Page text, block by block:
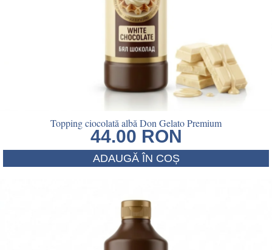
Topping ciocolată albă Don Gelato Premium
44.00 RON
ADAUGĂ ÎN COȘ